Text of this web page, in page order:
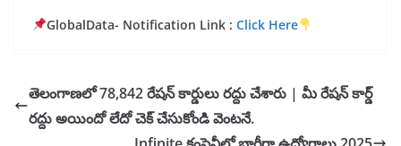
GlobalData- Notification Link : Click Here
తెలంగాణలో 78,842 రేషన్ కార్డులు రద్దు చేశారు | మీ రేషన్ కార్డ్
రద్దు అయిందో లేదో చెక్ చేసుకోండి వెంటనే.